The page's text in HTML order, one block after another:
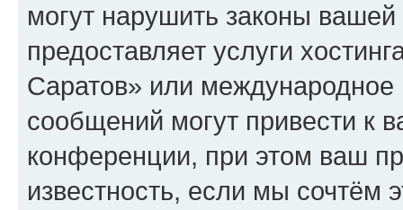
могут нарушить законы
предоставляет услуги
Саратов» или
сообщений могут привести к
конференции, при этом ваш
известность, если мы сочтём